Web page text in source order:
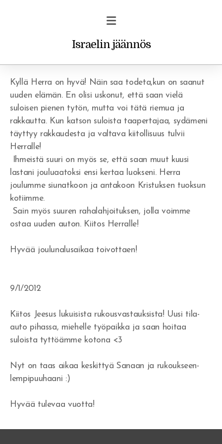
Israelin jäännös
Kyllä Herra on hyvä! Näin saa todeta,kun on saanut
uuden elämän. En olisi uskonut, että saan vielä
suloisen pienen tytön, mutta voi tätä riemua ja
rakkautta. Kun katson suloista taapertajaa, sydämeni
täyttyy rakkaudesta ja valtava kiitollisuus tulvii
Herralle!
Ihmeistä suuri on myös se, että saan muut kuusi
lastani jouluaatoksi ensi kertaa luokseni. Herra
joulumme siunatkoon ja antakoon Kristuksen tuoksun
kotiimme.
Sain myös suuren rahalahjoituksen, jolla voimme
ostaa uuden auton. Kiitos Herralle!
Hyvää joulunalusaikaa toivottaen!
9/1/2012
Kiitos Jeesus lukuisista rukousvastauksista! Uusi tila-
auto pihassa, miehelle työpaikka ja saan hoitaa
suloista tyttöämme kotona <3
Nyt on taas aikaa keskittyä Sanaan ja rukoukseen-
lempipuuhaani :)
Hyvää tulevaa vuotta!
Profetiat ja unet
Vakava varoitus uskoville
Rohkaisu/ilmestys
Rukousvastauksia ja Jumalan huolenpitoa
Tapahtukoon Sinun tahtosi
Missä on armo?